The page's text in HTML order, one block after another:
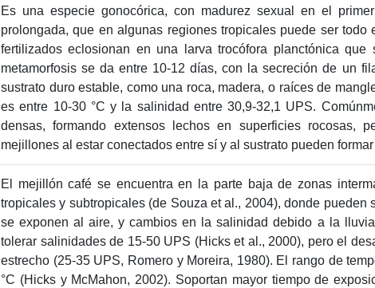
Es una especie gonocórica, con madurez sexual en el
prolongada, que en algunas regiones tropicales puede ser
fertilizados eclosionan en una larva trocófora planctónica
metamorfosis se da entre 10-12 días, con la secreción de un
sustrato duro estable, como una roca, madera, o raíces de
es entre 10-30 °C y la salinidad entre 30,9-32,1 UPS.
densas, formando extensos lechos en superficies rocosas,
mejillones al estar conectados entre sí y al sustrato pueden
El mejillón café se encuentra en la parte baja de zonas
tropicales y subtropicales (de Souza et al., 2004), donde pueden
se exponen al aire, y cambios en la salinidad debido a la
tolerar salinidades de 15-50 UPS (Hicks et al., 2000), pero el
estrecho (25-35 UPS, Romero y Moreira, 1980). El rango de
°C (Hicks y McMahon, 2002). Soportan mayor tiempo de